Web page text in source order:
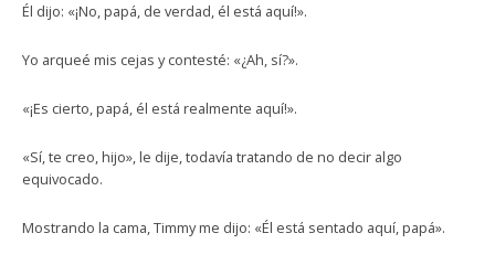
Él dijo: «¡No, papá, de verdad, él está aquí!».
Yo arqueé mis cejas y contesté: «¿Ah, sí?».
«¡Es cierto, papá, él está realmente aquí!».
«Sí, te creo, hijo», le dije, todavía tratando de no decir algo
equivocado.
Mostrando la cama, Timmy me dijo: «Él está sentado aquí, papá».